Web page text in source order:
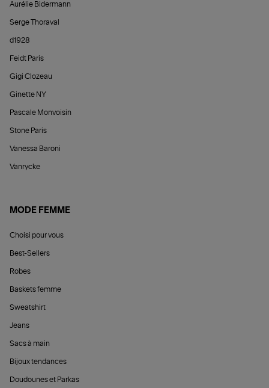
Aurélie Bidermann
Serge Thoraval
d1928
Feidt Paris
Gigi Clozeau
Ginette NY
Pascale Monvoisin
Stone Paris
Vanessa Baroni
Vanrycke
MODE FEMME
Choisi pour vous
Best-Sellers
Robes
Baskets femme
Sweatshirt
Jeans
Sacs à main
Bijoux tendances
Doudounes et Parkas